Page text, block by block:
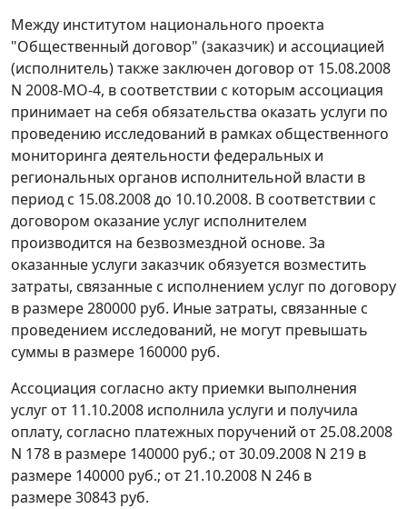
Между институтом национального проекта
"Общественный договор" (заказчик) и ассоциацией
(исполнитель) также заключен договор от 15.08.2008
N 2008-МО-4, в соответствии с которым ассоциация
принимает на себя обязательства оказать услуги по
проведению исследований в рамках общественного
мониторинга деятельности федеральных и
региональных органов исполнительной власти в
период с 15.08.2008 до 10.10.2008. В соответствии с
договором оказание услуг исполнителем
производится на безвозмездной основе. За
оказанные услуги заказчик обязуется возместить
затраты, связанные с исполнением услуг по договору
в размере 280000 руб. Иные затраты, связанные с
проведением исследований, не могут превышать
суммы в размере 160000 руб.
Ассоциация согласно акту приемки выполнения
услуг от 11.10.2008 исполнила услуги и получила
оплату, согласно платежных поручений от 25.08.2008
N 178 в размере 140000 руб.; от 30.09.2008 N 219 в
размере 140000 руб.; от 21.10.2008 N 246 в
размере 30843 руб.